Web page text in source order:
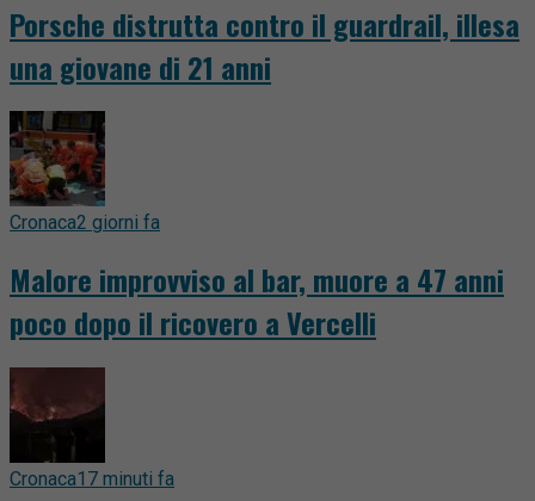
Porsche distrutta contro il guardrail, illesa
una giovane di 21 anni
Cronaca2 giorni fa
Malore improvviso al bar, muore a 47 anni
poco dopo il ricovero a Vercelli
Cronaca17 minuti fa